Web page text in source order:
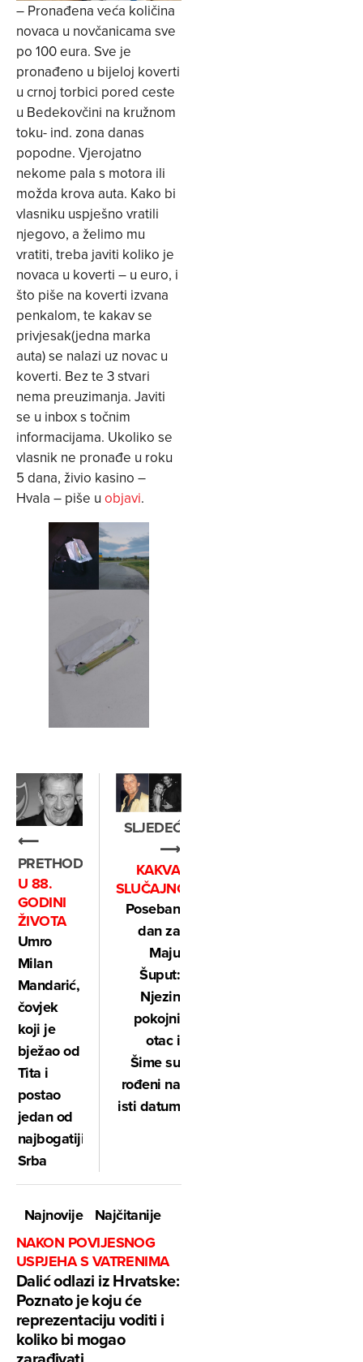
– Pronađena veća količina
novaca u novčanicama sve
po 100 eura. Sve je
pronađeno u bijeloj koverti
u crnoj torbici pored ceste
u Bedekovčini na kružnom
toku- ind. zona danas
popodne. Vjerojatno
nekome pala s motora ili
možda krova auta. Kako bi
vlasniku uspješno vratili
njegovo, a želimo mu
vratiti, treba javiti koliko je
novaca u koverti – u euro, i
što piše na koverti izvana
penkalom, te kakav se
privjesak(jedna marka
auta) se nalazi uz novac u
koverti. Bez te 3 stvari
nema preuzimanja. Javiti
se u inbox s točnim
informacijama. Ukoliko se
vlasnik ne pronađe u roku
5 dana, živio kasino –
Hvala – piše u objavi.
⟵
PRETHODNO
U 88.
GODINI
ŽIVOTA
Umro
Milan
Mandarić,
čovjek
koji je
bježao od
Tita i
postao
jedan od
najbogatijih
Srba
SLJEDEĆE
⟶
KAKVA
SLUČAJNOST
Poseban
dan za
Maju
Šuput:
Njezin
pokojni
otac i
Šime su
rođeni na
isti datum
Najnovije
Najčitanije
NAKON POVIJESNOG
USPJEHA S VATRENIMA
Dalić odlazi iz Hrvatske:
Poznato je koju će
reprezentaciju voditi i
koliko bi mogao